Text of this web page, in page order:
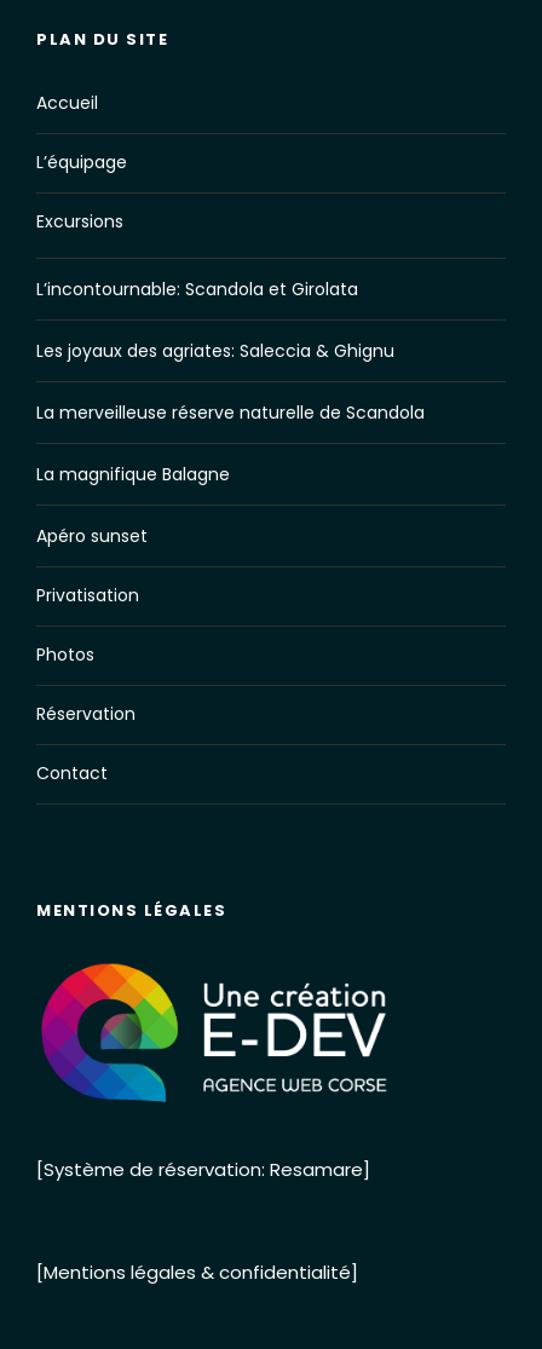
PLAN DU SITE
Accueil
L’équipage
Excursions
L’incontournable: Scandola et Girolata
Les joyaux des agriates: Saleccia & Ghignu
La merveilleuse réserve naturelle de Scandola
La magnifique Balagne
Apéro sunset
Privatisation
Photos
Réservation
Contact
MENTIONS LÉGALES
[Système de réservation: Resamare]
[Mentions légales & confidentialité]